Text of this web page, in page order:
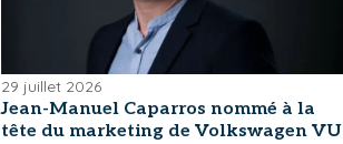
29 juillet 2026
Jean-Manuel Caparros nommé à la
tête du marketing de Volkswagen VU